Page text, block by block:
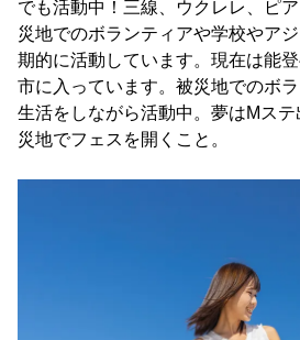
でも活動中！三線、ウクレレ、ピ
災地でのボランティアや学校やア
期的に活動しています。現在は能
市に入っています。被災地でのボ
生活をしながら活動中。夢はMス
災地でフェスを開くこと。